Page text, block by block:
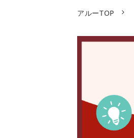
アルーTOP